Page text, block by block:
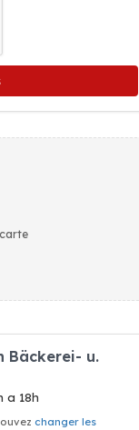
Bäckerei- u.
a 18h
changer les